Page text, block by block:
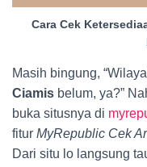
Cara Cek
Masih bingung,
Ciamis belum, ya?”
buka situsnya di
fitur MyRepublic Cek
Dari situ lo langsung